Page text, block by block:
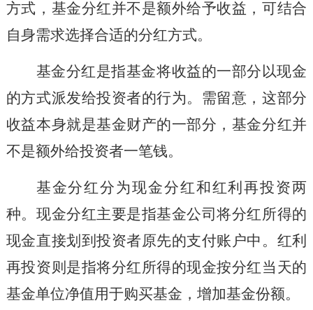
方式，基金分红并不是额外给予收益，可结合
自身需求选择合适的分红方式。
基金分红是指基金将收益的一部分以现金
的方式派发给投资者的行为。需留意，这部分
收益本身就是基金财产的一部分，基金分红并
不是额外给投资者一笔钱。
基金分红分为现金分红和红利再投资两
种。现金分红主要是指基金公司将分红所得的
现金直接划到投资者原先的支付账户中。红利
再投资则是指将分红所得的现金按分红当天的
基金单位净值用于购买基金，增加基金份额。